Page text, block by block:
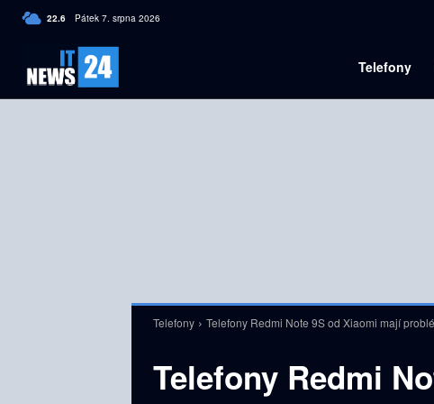
22.6 C Czech
Pátek 7. srpna 2026
Telefony
Telefony Telefony Redmi Note 9S od Xiaomi mají
Telefony Redmi